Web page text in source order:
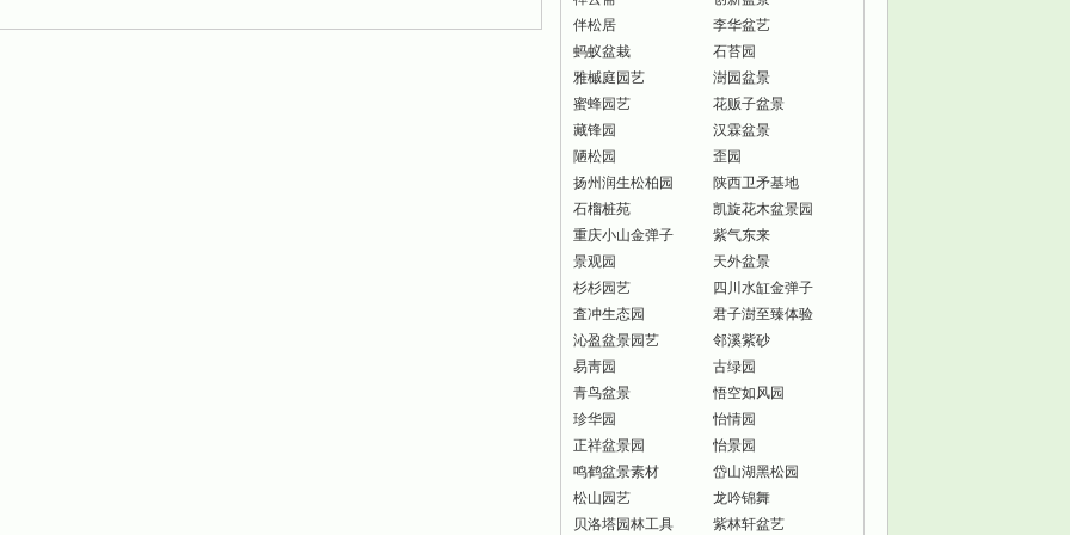
伴松居
李华盆艺
蚂蚁盆栽
石苔园
雅槭庭园艺
澍园盆景
蜜蜂园艺
花贩子盆景
藏锋园
汉霖盆景
陋松园
歪园
扬州润生松柏园
陕西卫矛基地
石榴桩苑
凯旋花木盆景园
重庆小山金弹子
紫气东来
景观园
天外盆景
杉杉园艺
四川水缸金弹子
査冲生态园
君子澍至臻体验
沁盈盆景园艺
邻溪紫砂
易靑园
古绿园
青鸟盆景
悟空如风园
珍华园
怡情园
正祥盆景园
怡景园
鸣鹤盆景素材
岱山湖黑松园
松山园艺
龙吟锦舞
贝洛塔园林工具
紫林轩盆艺